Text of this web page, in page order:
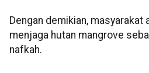
Dengan demikian, masyarakat
menjaga hutan mangrove
nafkah.